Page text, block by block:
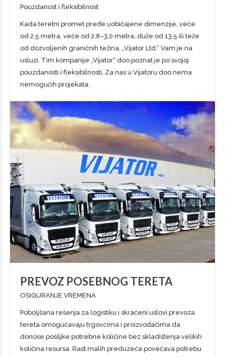
Pouzdanost i fleksibilnost
Kada teretni promet pređe uobičajene dimenzije, veće
od 2,5 metra, veće od 2,8–3,0 metra, duže od 13,5 ili teže
od dozvoljenih graničnih težina, „Vijator Ltd.“ Vam je na
usluzi. Tim kompanije „Vijator“ doo poznat je po svojoj
pouzdanosti i fleksibilnosti. Za nas u Vijatoru doo nema
nemogućih projekata.
PREVOZ POSEBNOG TERETA
OSIGURANJE VREMENA
Poboljšana rešenja za logistiku i skraćeni uslovi prevoza
tereta omogućavaju trgovcima i proizvođačima da
donose pošiljke potrebne količine bez skladištenja velikih
količina resursa. Rast malih preduzeća povećava potrebu